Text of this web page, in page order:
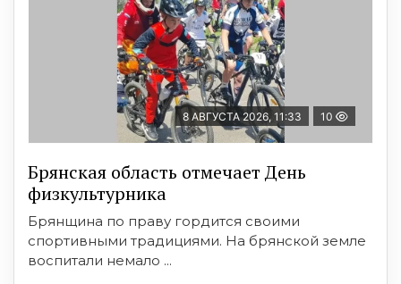
8 АВГУСТА 2026, 11:33 10
Брянская область отмечает День
физкультурника
Брянщина по праву гордится своими
спортивными традициями. На брянской земле
воспитали немало ...